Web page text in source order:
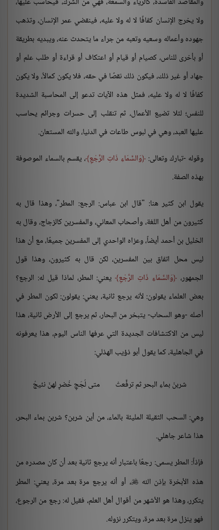
ولا يخرج الإنسان كفافًا لا له ولا عليه، فينقضي عمر الإنسان، وتذهب
جهوده وأعماله وسعيه وتعبه من جراء ما يتحدث عنه، ويبديه بطريقة
أو بأخرى للناس، كصيام أو قيام أو اعتكاف أو قراءة أو طلب علم أو
جهاد أو غير ذلك، فيكون ذلك نقصًا في حقه، فلا يكون كمالاً، ولا يكون
كفافًا لا له ولا عليه، فمثل هذه الآيات تدعو إلى المحاسبة الشديدة
للنفس؛ لئلا تضيع الأعمال، ثم تنقلب إلى حسرات وجرائم يحاسب
عليها العبد، وهي في لبوس طاعات في الدنيا، والله المستعان.
وقوله -تبارك وتعالى: وَالسَّمَاءِ ذَاتِ الرَّجْعِ ، يقسم بالسماء الموصوفة
بهذه الصفة.
يقول ابن كثير هنا: "قال ابن عباس: الرجع: المطر"، وهذا قال به
كثيرون من أهل اللغة، وأصحاب المعاني، والمفسرين كالزجاج، وقال به
الخليل بن أحمد أيضاً، وعزاه الواحدي إلى المفسرين جميعًا، مع أن هذا
ليس محل اتفاق بين المفسرين، لكن قال به كثيرون، وهذا قول
الجمهور، وَالسَّمَاءِ ذَاتِ الرَّجْعِ يعني: المطر، لماذا قيل له: الرجع؟
بعض العلماء يقولون: لأنه يرجع ثانية، يعني: يقولون: لكون المطر في
أصله -وهو السحاب- يتبخر من البحار، ثم يرجع إلى الأرض ثانية، هذا
ليس من الاكتشافات الجديدة التي عرفها الناس اليوم، هذا يعرفونه
في الجاهلية، كما يقول أبو ذؤيب الهذلي:
شربنَ بماءِ البحر ثم ترفَّعتْ متى لُجَجٍ خُضرٍ لهنّ نئيجُ
وهي: السحب الثقيلة المليئة بالماء، من أين شربن؟ شربن بماء البحر،
هذا شاعر جاهلي.
فإذاً: المطر يسمى: رجعًا باعتبار أنه يرجع ثانية بعد أن كان مصدره من
هذه الأبخرة بإذن الله، أو أنه يرجع مرة بعد مرة، يعني: المطر
يتكرر، وهذا هو الأشهر من أقوال أهل العلم، فقيل له: رجع من الرجوع،
فهو ينزل مرة بعد مرة، ويتكرر نزوله.